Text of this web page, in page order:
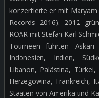
konzertierte er mit Maryam
Records 2016). 2012
ROAR mit Stefan Karl
Tourneen führten Askari
Indonesien, Indien,
Libanon, Palästina,
Herzegowina, Frankreich,
Staaten von Amerika und